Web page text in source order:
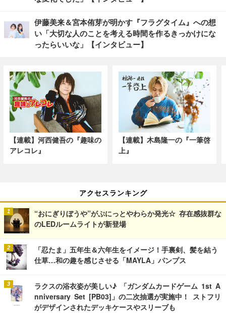
伊藤美来＆宮本侑芽が明かす『フラグタイム』への想
い「大切な人のことを考える時間を作るきっかけにな
ったらいいな」【インタビュー】
【連載】河西健吾の『趣味の
アレコレ』
【連載】木島隆一の『一筆啓
上』
アクセスランキング
“おにぎりぼうや”がぷにっとやわらか発光☆ 存在感抜群な
のLEDルームライトが新登場
「忍たま」五年生＆六年生をイメージ！手裏剣、髪を結う
仕草…和の趣を感じさせる「MAYLA」パンプス
ラクスの浴衣姿が美しい♪ 「ガンダムカードゲーム 1st A
nniversary Set [PB03]」の二次抽選が実施中！ ストフリ
がデザインされたデッキケースやスリーブも